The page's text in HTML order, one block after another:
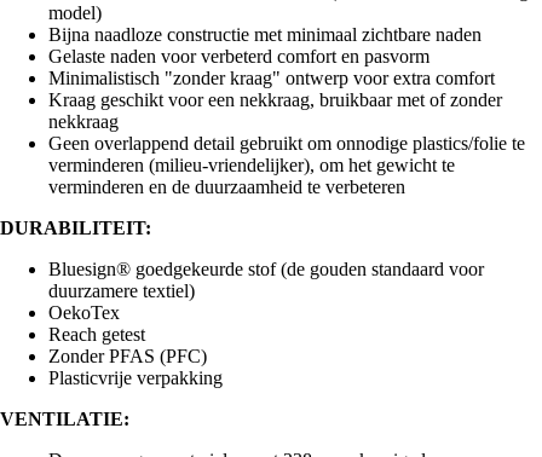
model)
Bijna naadloze constructie met minimaal zichtbare naden
Gelaste naden voor verbeterd comfort en pasvorm
Minimalistisch "zonder kraag" ontwerp voor extra comfort
Kraag geschikt voor een nekkraag, bruikbaar met of zonder
nekkraag
Geen overlappend detail gebruikt om onnodige plastics/folie te
verminderen (milieu-vriendelijker), om het gewicht te
verminderen en de duurzaamheid te verbeteren
DURABILITEIT:
Bluesign® goedgekeurde stof (de gouden standaard voor
duurzamere textiel)
OekoTex
Reach getest
Zonder PFAS (PFC)
Plasticvrije verpakking
VENTILATIE: